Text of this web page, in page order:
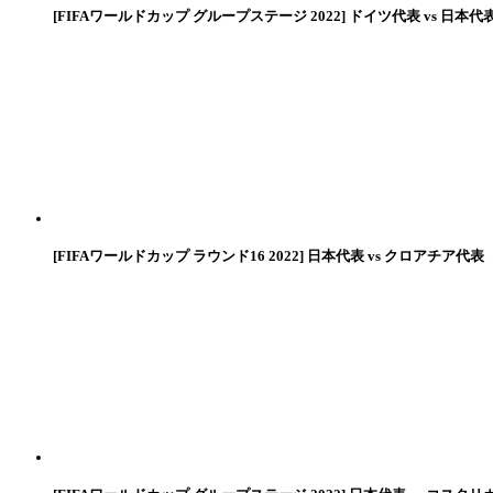
[FIFAワールドカップ グループステージ 2022] ドイツ代表 vs 日本代
[FIFAワールドカップ ラウンド16 2022] 日本代表 vs クロアチア代表